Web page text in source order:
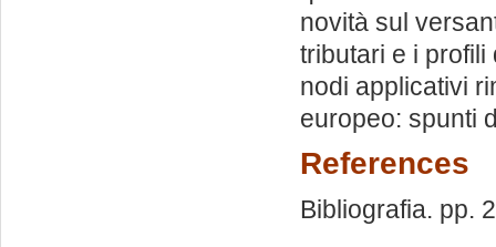
novità sul
tributari e i profili
nodi applicativi
europeo: spunti
References
Bibliografia. pp.